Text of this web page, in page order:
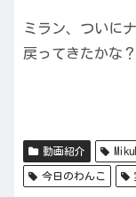
ミラン、ついに
戻ってきたかな？
動画紹介
今日のわんこ